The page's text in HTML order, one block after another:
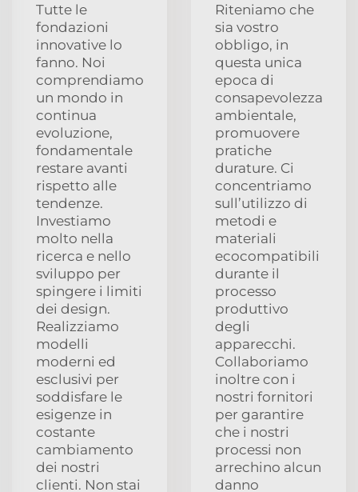
Tutte le
fondazioni
innovative lo
fanno. Noi
comprendiamo
un mondo in
continua
evoluzione,
fondamentale
restare avanti
rispetto alle
tendenze.
Investiamo
molto nella
ricerca e nello
sviluppo per
spingere i limiti
dei design.
Realizziamo
modelli
moderni ed
esclusivi per
soddisfare le
esigenze in
costante
cambiamento
dei nostri
clienti. Non stai
Riteniamo che
sia vostro
obbligo, in
questa unica
epoca di
consapevolezza
ambientale,
promuovere
pratiche
durature. Ci
concentriamo
sull’utilizzo di
metodi e
materiali
ecocompatibili
durante il
processo
produttivo
degli
apparecchi.
Collaboriamo
inoltre con i
nostri fornitori
per garantire
che i nostri
processi non
arrechino alcun
danno